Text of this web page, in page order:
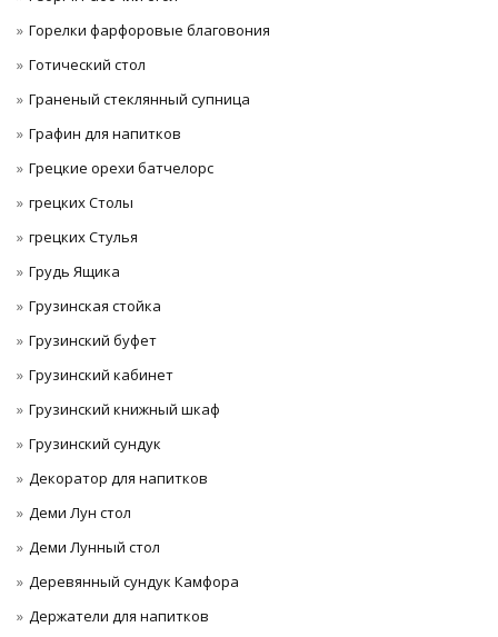
Горелки фарфоровые благовония
Готический стол
Граненый стеклянный супница
Графин для напитков
Грецкие орехи батчелорс
грецких Столы
грецких Стулья
Грудь Ящика
Грузинская стойка
Грузинский буфет
Грузинский кабинет
Грузинский книжный шкаф
Грузинский сундук
Декоратор для напитков
Деми Лун стол
Деми Лунный стол
Деревянный сундук Камфора
Держатели для напитков